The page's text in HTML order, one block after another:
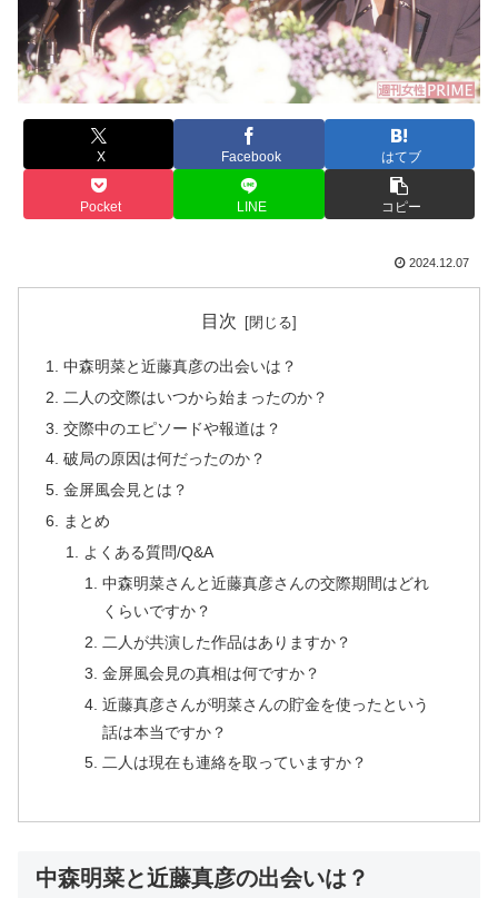
X Facebook はてブ
Pocket LINE コピー
2024.12.07
目次
中森明菜と近藤真彦の出会いは？
二人の交際はいつから始まったのか？
交際中のエピソードや報道は？
破局の原因は何だったのか？
金屏風会見とは？
まとめ
よくある質問/Q&A
中森明菜さんと近藤真彦さんの交際期間はどれ
くらいですか？
二人が共演した作品はありますか？
金屏風会見の真相は何ですか？
近藤真彦さんが明菜さんの貯金を使ったという
話は本当ですか？
二人は現在も連絡を取っていますか？
中森明菜と近藤真彦の出会いは？